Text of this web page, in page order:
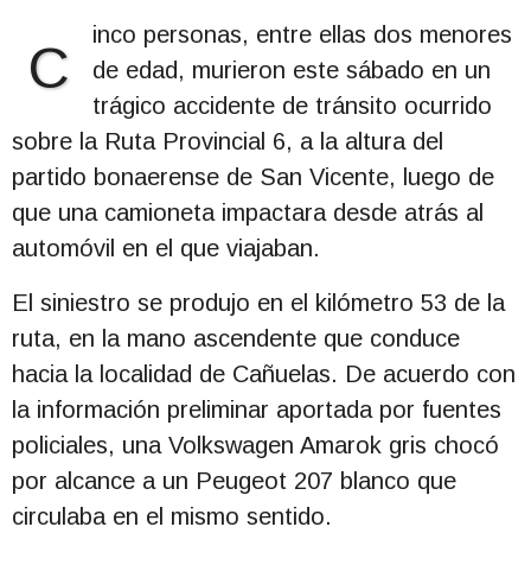
C
inco personas, entre ellas dos menores
de edad, murieron este sábado en un
trágico accidente de tránsito ocurrido
sobre la Ruta Provincial 6, a la altura del
partido bonaerense de San Vicente, luego de
que una camioneta impactara desde atrás al
automóvil en el que viajaban.
El siniestro se produjo en el kilómetro 53 de la
ruta, en la mano ascendente que conduce
hacia la localidad de Cañuelas. De acuerdo con
la información preliminar aportada por fuentes
policiales, una Volkswagen Amarok gris chocó
por alcance a un Peugeot 207 blanco que
circulaba en el mismo sentido.